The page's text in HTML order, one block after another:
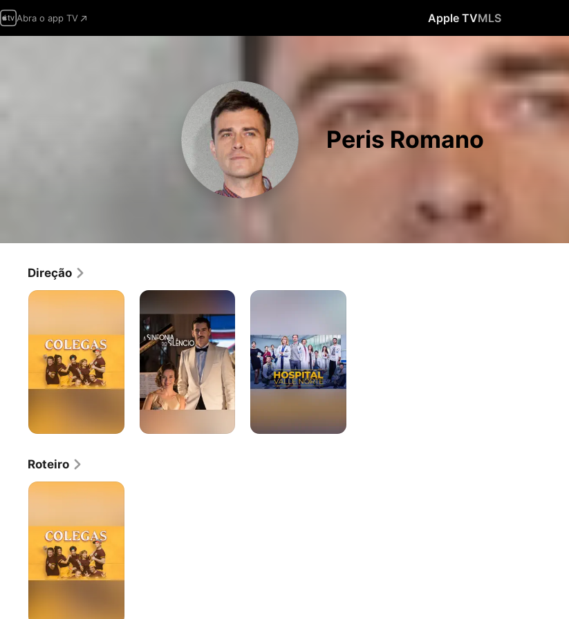
Abra o app TV Apple TVMLS
Peris Romano
Direção
Colegas
A
do
Silêncio
Hospital
Roteiro
Colegas